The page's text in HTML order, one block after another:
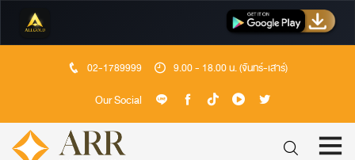
02-1789999 9.00 - 18.00 น. (จันทร์-เสาร์)
Our Social